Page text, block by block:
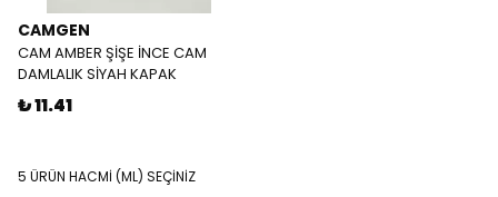
CAMGEN
CAM AMBER ŞİŞE İNCE CAM
DAMLALIK SİYAH KAPAK
₺ 11.41
5 ÜRÜN HACMİ (ML) SEÇİNİZ